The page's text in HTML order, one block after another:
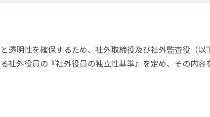
透明性を確保するため、社外取締役及び社外監査役（
外役員の『社外役員の独立性基準』を定め、その内容